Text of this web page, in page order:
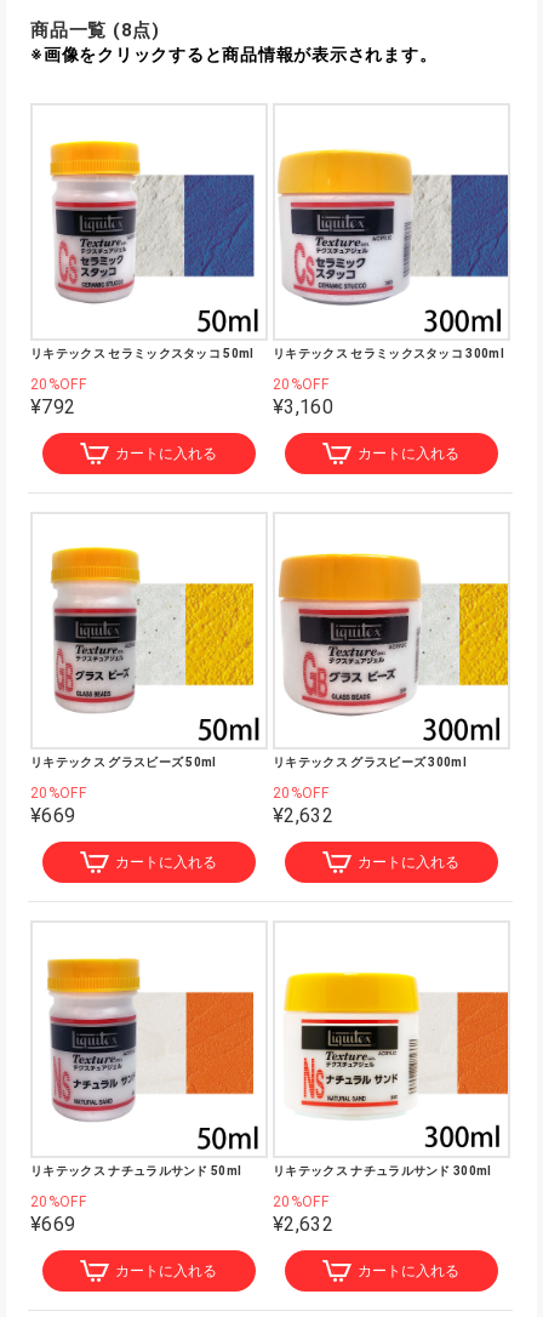
商品一覧 (8点)
※画像をクリックすると商品情報が表示されます。
リキテックス セラミックスタッコ 50ml
20%OFF
¥792
カートに入れる
リキテックス セラミックスタッコ 300ml
20%OFF
¥3,160
カートに入れる
リキテックス グラスビーズ 50ml
20%OFF
¥669
カートに入れる
リキテックス グラスビーズ 300ml
20%OFF
¥2,632
カートに入れる
リキテックス ナチュラルサンド 50ml
20%OFF
¥669
カートに入れる
リキテックス ナチュラルサンド 300ml
20%OFF
¥2,632
カートに入れる